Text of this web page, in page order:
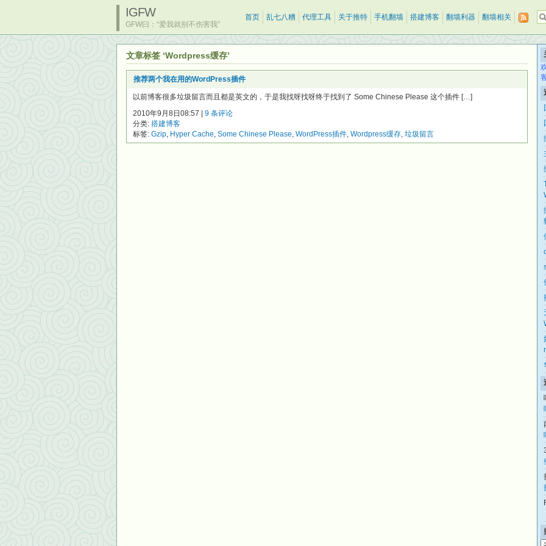
IGFW
GFW曰：“爱我就别不伤害我”
首页 乱七八糟 代理工具 关于推特 手机翻墙 搭建博客 翻墙利器 翻墙相关
文章标签 ‘Wordpress缓存’
推荐两个我在用的WordPress插件
以前博客很多垃圾留言而且都是英文的，于是我找呀找呀终于找到了 Some Chinese Please 这个插件 […]
2010年9月8日08:57 | 9 条评论
分类: 搭建博客
标签: Gzip, Hyper Cache, Some Chinese Please, WordPress插件, Wordpress缓存, 垃圾留言